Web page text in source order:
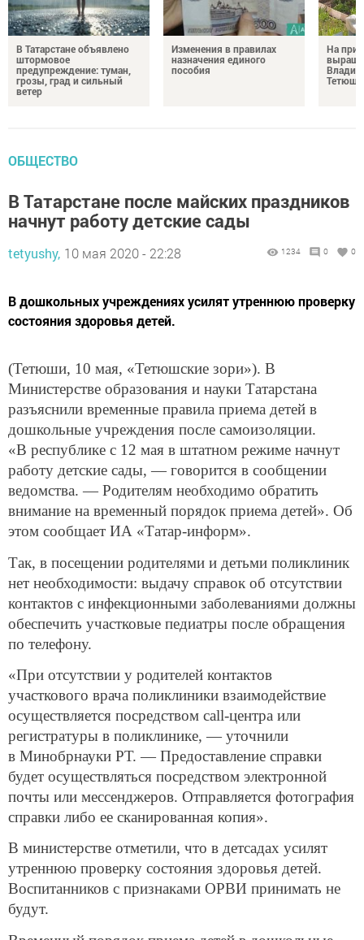
В Татарстане объявлено
штормовое
предупреждение: туман,
грозы, град и сильный
ветер
Изменения в правилах
назначения единого
пособия
На
Тетюш
ОБЩЕСТВО
В Татарстане после майских праздников
начнут работу детские сады
tetyushy, 10 мая 2020 - 22:28 1234 0 0
В дошкольных учреждениях усилят утреннюю проверку
состояния здоровья детей.
(Тетюши, 10 мая, «Тетюшские зори»). В
Министерстве образования и науки Татарстана
разъяснили временные правила приема детей в
дошкольные учреждения после самоизоляции.
«В республике с 12 мая в штатном режиме начнут
работу детские сады, — говорится в сообщении
ведомства. — Родителям необходимо обратить
внимание на временный порядок приема детей». Об
этом сообщает ИА «Татар-информ».
Так, в посещении родителями и детьми поликлиник
нет необходимости: выдачу справок об отсутствии
контактов с инфекционными заболеваниями должны
обеспечить участковые педиатры после обращения
по телефону.
«При отсутствии у родителей контактов
участкового врача поликлиники взаимодействие
осуществляется посредством call-центра или
регистратуры в поликлинике, — уточнили
в Минобрнауки РТ. — Предоставление справки
будет осуществляться посредством электронной
почты или мессенджеров. Отправляется фотография
справки либо ее сканированная копия».
В министерстве отметили, что в детсадах усилят
утреннюю проверку состояния здоровья детей.
Воспитанников с признаками ОРВИ принимать не
будут.